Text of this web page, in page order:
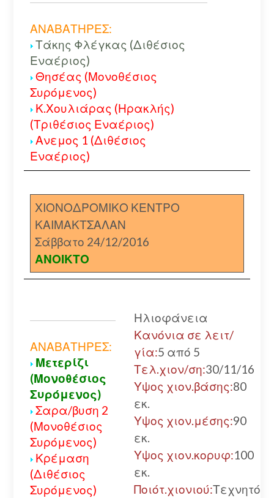
ΑΝΑΒΑΤΗΡΕΣ:
Τάκης Φλέγκας (Διθέσιος
Εναέριος)
Θησέας (Μονοθέσιος
Συρόμενος)
Κ.Χουλιάρας (Ηρακλής)
(Τριθέσιος Εναέριος)
Ανεμος 1 (Διθέσιος
Εναέριος)
ΧΙΟΝΟΔΡΟΜΙΚΟ ΚΕΝΤΡΟ
ΚΑΙΜΑΚΤΣΑΛΑΝ
Σάββατο 24/12/2016
ΑΝΟΙΚΤΟ
ΑΝΑΒΑΤΗΡΕΣ:
Μετερίζι
(Μονοθέσιος
Συρόμενος)
Σαρα/βυση 2
(Μονοθέσιος
Συρόμενος)
Κρέμαση
(Διθέσιος
Συρόμενος)
Ηλιοφάνεια
Κανόνια σε λειτ/
γία:5 από 5
Τελ.χιον/ση:30/11/16
Υψος χιον.βάσης:80
εκ.
Υψος χιον.μέσης:90
εκ.
Υψος χιον.κορυφ:100
εκ.
Ποιότ.χιονιού:Τεχνητό